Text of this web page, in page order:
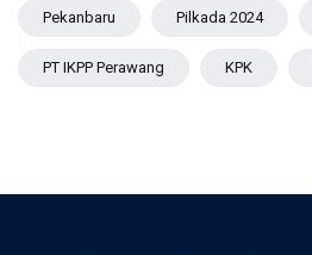
Pekanbaru Pilkada 2024
PT IKPP Perawang KPK